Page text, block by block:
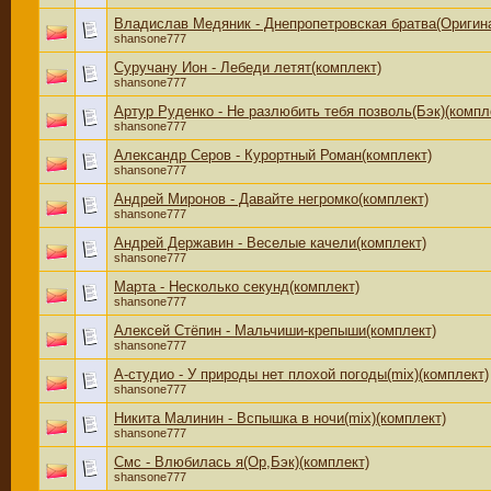
Владислав Медяник - Днепропетровская
shansone777
Суручану Ион - Лебеди летят(комплект)
shansone777
Артур Руденко - Не разлюбить тебя
shansone777
Александр Серов - Курортный Роман(комплект)
shansone777
Андрей Миронов - Давайте негромко(комплект)
shansone777
Андрей Державин - Веселые качели(комплект)
shansone777
Марта - Несколько секунд(комплект)
shansone777
Алексей Стёпин - Мальчиши-крепыши(комплект)
shansone777
А-студио - У природы нет плохой погоды(mix)(комплект)
shansone777
Никита Малинин - Вспышка в ночи(mix)(комплект)
shansone777
Смс - Влюбилась я(Ор,Бэк)(комплект)
shansone777